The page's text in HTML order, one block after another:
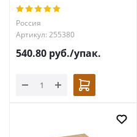
Россия
Артикул: 255380
540.80 руб./упак.